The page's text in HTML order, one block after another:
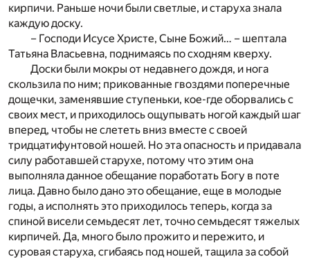
кирпичи. Раньше ночи были светлые, и старуха знала
каждую доску.
– Господи Исусе Христе, Сыне Божий… – шептала
Татьяна Власьевна, поднимаясь по сходням кверху.
Доски были мокры от недавнего дождя, и нога
скользила по ним; прикованные гвоздями поперечные
дощечки, заменявшие ступеньки, кое-где оборвались с
своих мест, и приходилось ощупывать ногой каждый шаг
вперед, чтобы не слететь вниз вместе с своей
тридцатифунтовой ношей. Но эта опасность и придавала
силу работавшей старухе, потому что этим она
выполняла данное обещание поработать Богу в поте
лица. Давно было дано это обещание, еще в молодые
годы, а исполнять это приходилось теперь, когда за
спиной висели семьдесят лет, точно семьдесят тяжелых
кирпичей. Да, много было прожито и пережито, и
суровая старуха, сгибаясь под ношей, тащила за собой